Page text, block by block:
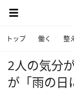
トップ 働く 整
2人の気分
が「雨の日